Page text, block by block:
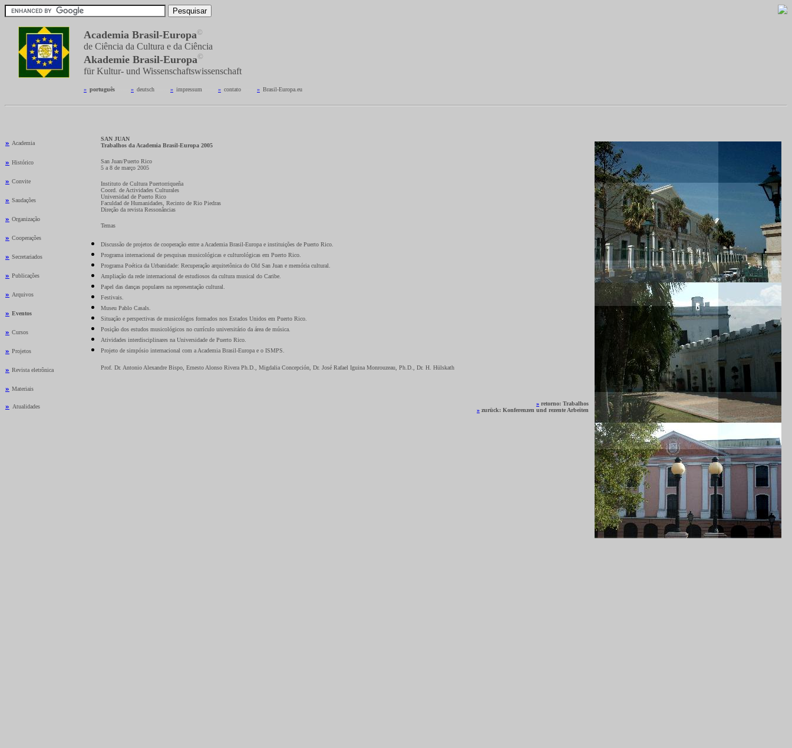
Academia Brasil-Europa©
de Ciência da Cultura e da Ciência
Akademie Brasil-Europa©
für Kultur- und Wissenschaftswissenschaft
» português » deutsch » impressum » contato » Brasil-Europa.eu
» Academia
» Histórico
» Convite
» Saudações
» Organização
» Cooperações
» Secretariados
» Publicações
» Arquivos
» Eventos
» Cursos
» Projetos
» Revista eletrônica
» Materiais
» Atualidades
SAN JUAN
Trabalhos da Academia Brasil-Europa 2005
San Juan/Puerto Rico
5 a 8 de março 2005
Instituto de Cultura Puertorriqueña
Coord. de Actividades Culturales
Universidad de Puerto Rico
Faculdad de Humanidades, Recinto de Rio Piedras
Direção da revista Ressonâncias
Temas
Discussão de projetos de cooperação entre a Academia Brasil-Europa e instituições de Puerto Rico.
Programa internacional de pesquisas musicológicas e culturológicas em Puerto Rico.
Programa Poética da Urbanidade: Recuperação arquitetônica do Old San Juan e memória cultural.
Ampliação da rede internacional de estudiosos da cultura musical do Caribe.
Papel das danças populares na representação cultural.
Festivais.
Museu Pablo Casals.
Situação e perspectivas de musicológos formados nos Estados Unidos em Puerto Rico.
Posição dos estudos musicológicos no currículo universitário da área de música.
Atividades interdisciplinares na Universidade de Puerto Rico.
Projeto de simpósio internacional com a Academia Brasil-Europa e o ISMPS.
Prof. Dr. Antonio Alexandre Bispo, Ernesto Alonso Rivera Ph.D., Migdalia Concepción, Dr. José Rafael Iguina Monrouzeau, Ph.D., Dr. H. Hülskath
» retorno: Trabalhos
» zurück: Konferenzen und rezente Arbeiten